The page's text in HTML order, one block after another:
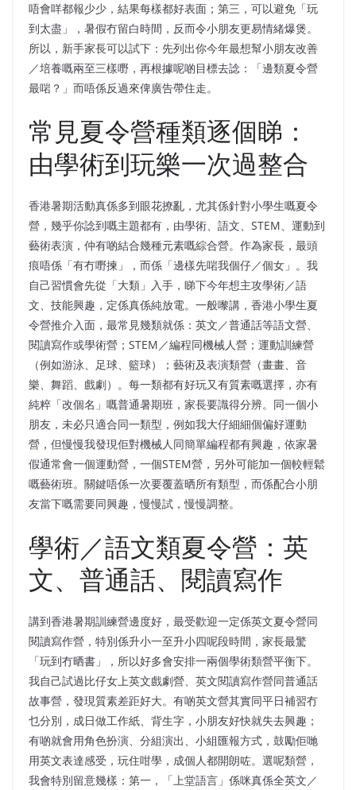
唔會咩都報少少，結果每樣都好表面；第三，可以避免「玩
到太盡」，暑假冇留白時間，反而令小朋友更易情緒爆煲。
所以，新手家長可以試下：先列出你今年最想幫小朋友改善
／培養嘅兩至三樣嘢，再根據呢啲目標去諗：「邊類夏令營
最啱？」而唔係反過來俾廣告帶住走。
常見夏令營種類逐個睇：
由學術到玩樂一次過整合
香港暑期活動真係多到眼花撩亂，尤其係針對小學生嘅夏令
營，幾乎你諗到嘅主題都有，由學術、語文、STEM、運動到
藝術表演，仲有啲結合幾種元素嘅綜合營。作為家長，最頭
痕唔係「有冇嘢揀」，而係「邊樣先啱我個仔／個女」。我
自己習慣會先從「大類」入手，睇下今年想主攻學術／語
文、技能興趣，定係真係純放電。一般嚟講，香港小學生夏
令營推介入面，最常見幾類就係：英文／普通話等語文營、
閱讀寫作或學術營；STEM／編程同機械人營；運動訓練營
（例如游泳、足球、籃球）；藝術及表演類營（畫畫、音
樂、舞蹈、戲劇）。每一類都有好玩又有質素嘅選擇，亦有
純粹「改個名」嘅普通暑期班，家長要識得分辨。同一個小
朋友，未必只適合同一類型，例如我大仔細細個偏好運動
營，但慢慢我發現佢對機械人同簡單編程都有興趣，依家暑
假通常會一個運動營，一個STEM營，另外可能加一個較輕鬆
嘅藝術班。關鍵唔係一次要覆蓋晒所有類型，而係配合小朋
友當下嘅需要同興趣，慢慢試，慢慢調整。
學術／語文類夏令營：英
文、普通話、閱讀寫作
講到香港暑期訓練營邊度好，最受歡迎一定係英文夏令營同
閱讀寫作營，特別係升小一至升小四呢段時間，家長最驚
「玩到冇晒書」，所以好多會安排一兩個學術類營平衡下。
我自己試過比仔女上英文戲劇營、英文閱讀寫作營同普通話
故事營，發現質素差距好大。有啲英文營其實同平日補習冇
乜分別，成日做工作紙、背生字，小朋友好快就失去興趣；
有啲就會用角色扮演、分組演出、小組匯報方式，鼓勵佢哋
用英文表達感受，玩住咁學，成個人都開朗咗。選呢類營，
我會特別留意幾樣：第一，「上堂語言」係咪真係全英文／